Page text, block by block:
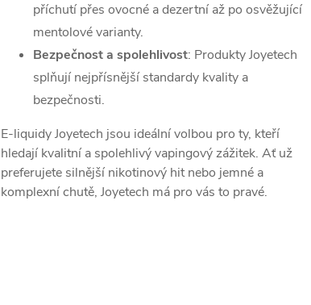
příchutí přes ovocné a dezertní až po osvěžující
mentolové varianty.
Bezpečnost a spolehlivost: Produkty Joyetech
splňují nejpřísnější standardy kvality a
bezpečnosti.
E-liquidy Joyetech jsou ideální volbou pro ty, kteří
hledají kvalitní a spolehlivý vapingový zážitek. Ať už
preferujete silnější nikotinový hit nebo jemné a
komplexní chutě, Joyetech má pro vás to pravé.